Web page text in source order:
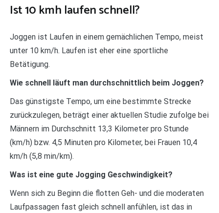
Ist 10 kmh laufen schnell?
Joggen ist Laufen in einem gemächlichen Tempo, meist
unter 10 km/h. Laufen ist eher eine sportliche
Betätigung.
Wie schnell läuft man durchschnittlich beim Joggen?
Das günstigste Tempo, um eine bestimmte Strecke
zurückzulegen, beträgt einer aktuellen Studie zufolge bei
Männern im Durchschnitt 13,3 Kilometer pro Stunde
(km/h) bzw. 4,5 Minuten pro Kilometer, bei Frauen 10,4
km/h (5,8 min/km).
Was ist eine gute Jogging Geschwindigkeit?
Wenn sich zu Beginn die flotten Geh- und die moderaten
Laufpassagen fast gleich schnell anfühlen, ist das in